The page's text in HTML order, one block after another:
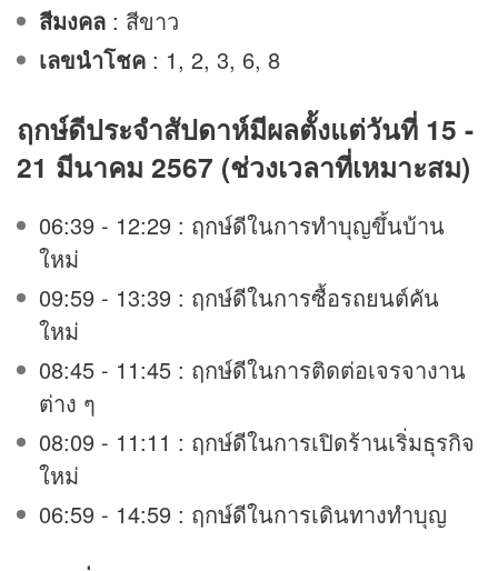
สีมงคล : สีขาว
เลขนำโชค : 1, 2, 3, 6, 8
ฤกษ์ดีประจำสัปดาห์มีผลตั้งแต่วันที่ 15 -
21 มีนาคม 2567 (ช่วงเวลาที่เหมาะสม)
06:39 - 12:29 : ฤกษ์ดีในการทำบุญขึ้นบ้าน
ใหม่
09:59 - 13:39 : ฤกษ์ดีในการซื้อรถยนต์คัน
ใหม่
08:45 - 11:45 : ฤกษ์ดีในการติดต่อเจรจางาน
ต่าง ๆ
08:09 - 11:11 : ฤกษ์ดีในการเปิดร้านเริ่มธุรกิจ
ใหม่
06:59 - 14:59 : ฤกษ์ดีในการเดินทางทำบุญ